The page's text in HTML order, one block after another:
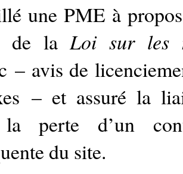
une PME à
de laLoi sur les
– avis de
– et assuré la
la perte d’un
du site.